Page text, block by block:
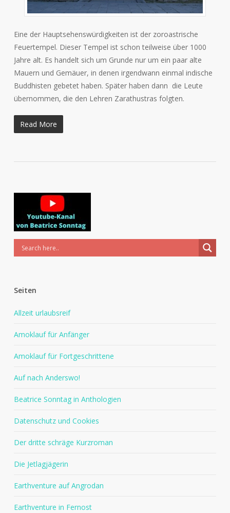
Eine der Hauptsehenswürdigkeiten ist der zoroastrische
Feuertempel. Dieser Tempel ist schon teilweise über 1000
Jahre alt. Es handelt sich um Grunde nur um ein paar alte
Mauern und Gemäuer, in denen irgendwann einmal indische
Buddhisten gebetet haben. Später haben dann die Leute
übernommen, die den Lehren Zarathustras folgten.
Read More
Seiten
Allzeit urlaubsreif
Amoklauf für Anfänger
Amoklauf für Fortgeschrittene
Auf nach Anderswo!
Beatrice Sonntag in Anthologien
Datenschutz und Cookies
Der dritte schräge Kurzroman
Die Jetlagjägerin
Earthventure auf Angrodan
Earthventure in Fernost